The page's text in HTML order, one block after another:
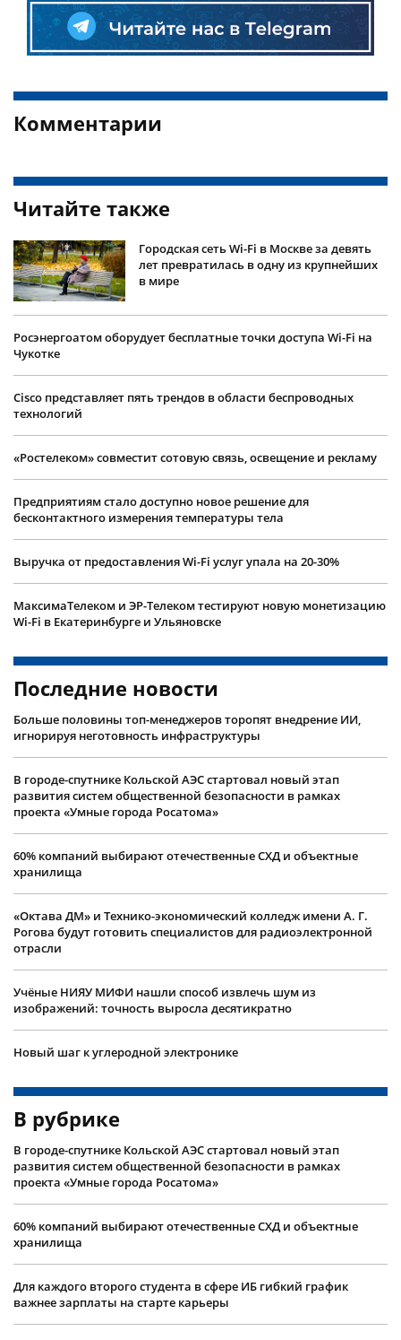
Комментарии
Читайте также
Городская сеть Wi-Fi в Москве за девять
лет превратилась в одну из крупнейших
в мире
Росэнергоатом оборудует бесплатные точки доступа Wi-Fi на
Чукотке
Cisco представляет пять трендов в области беспроводных
технологий
«Ростелеком» совместит сотовую связь, освещение и рекламу
Предприятиям стало доступно новое решение для
бесконтактного измерения температуры тела
Выручка от предоставления Wi-Fi услуг упала на 20-30%
МаксимаТелеком и ЭР-Телеком тестируют новую монетизацию
Wi-Fi в Екатеринбурге и Ульяновске
Последние новости
Больше половины топ-менеджеров торопят внедрение ИИ,
игнорируя неготовность инфраструктуры
В городе-спутнике Кольской АЭС стартовал новый этап
развития систем общественной безопасности в рамках
проекта «Умные города Росатома»
60% компаний выбирают отечественные СХД и объектные
хранилища
«Октава ДМ» и Технико-экономический колледж имени А. Г.
Рогова будут готовить специалистов для радиоэлектронной
отрасли
Учëные НИЯУ МИФИ нашли способ извлечь шум из
изображений: точность выросла десятикратно
Новый шаг к углеродной электронике
В рубрике
В городе-спутнике Кольской АЭС стартовал новый этап
развития систем общественной безопасности в рамках
проекта «Умные города Росатома»
60% компаний выбирают отечественные СХД и объектные
хранилища
Для каждого второго студента в сфере ИБ гибкий график
важнее зарплаты на старте карьеры